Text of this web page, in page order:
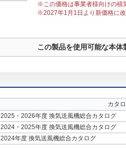
※この価格は事業者様向けの積
※2027年1月1日より新価格に改
この製品を使用可能な本体
カタ
2025・2026年度 換気送風機総合カタログ
2024・2025年度 換気送風機総合カタログ
2024年度 換気送風機総合カタログ